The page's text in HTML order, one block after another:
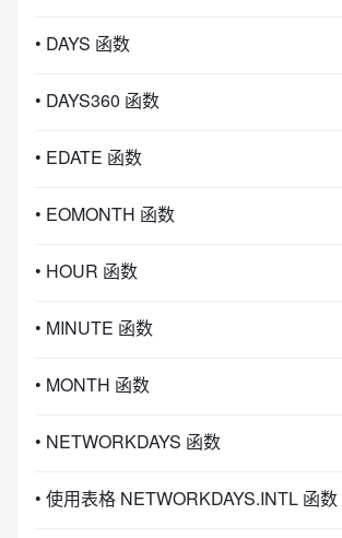
• DAYS 函数
• DAYS360 函数
• EDATE 函数
• EOMONTH 函数
• HOUR 函数
• MINUTE 函数
• MONTH 函数
• NETWORKDAYS 函数
• 使用表格 NETWORKDAYS.INTL 函数